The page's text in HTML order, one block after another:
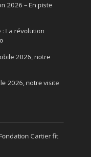
2026 – En piste
: La révolution
2026, notre
2026, notre visite
Cartier fit